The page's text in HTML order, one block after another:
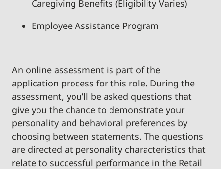
Caregiving Benefits (Eligibility Varies)
Employee Assistance Program
An online assessment is part of the
application process for this role. During the
assessment, you’ll be asked questions that
give you the chance to demonstrate your
personality and behavioral preferences by
choosing between statements. The questions
are directed at personality characteristics that
relate to successful performance in the Retail